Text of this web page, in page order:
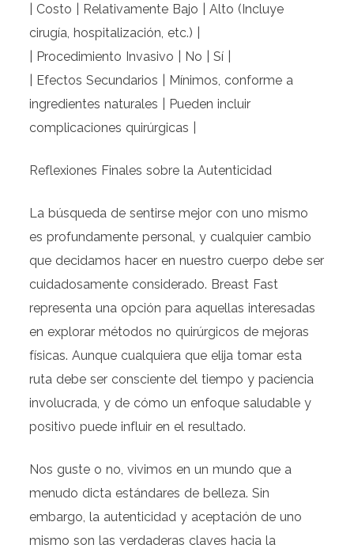
| Costo | Relativamente Bajo | Alto (Incluye
cirugía, hospitalización, etc.) |
| Procedimiento Invasivo | No | Sí |
| Efectos Secundarios | Mínimos, conforme a
ingredientes naturales | Pueden incluir
complicaciones quirúrgicas |
Reflexiones Finales sobre la Autenticidad
La búsqueda de sentirse mejor con uno mismo
es profundamente personal, y cualquier cambio
que decidamos hacer en nuestro cuerpo debe ser
cuidadosamente considerado. Breast Fast
representa una opción para aquellas interesadas
en explorar métodos no quirúrgicos de mejoras
físicas. Aunque cualquiera que elija tomar esta
ruta debe ser consciente del tiempo y paciencia
involucrada, y de cómo un enfoque saludable y
positivo puede influir en el resultado.
Nos guste o no, vivimos en un mundo que a
menudo dicta estándares de belleza. Sin
embargo, la autenticidad y aceptación de uno
mismo son las verdaderas claves hacia la